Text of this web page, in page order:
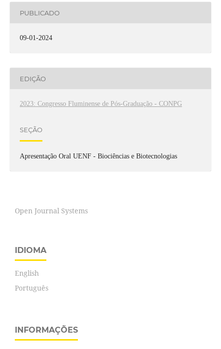
PUBLICADO
09-01-2024
EDIÇÃO
2023: Congresso Fluminense de Pós-Graduação - CONPG
SEÇÃO
Apresentação Oral UENF - Biociências e Biotecnologias
Open Journal Systems
IDIOMA
English
Português
INFORMAÇÕES